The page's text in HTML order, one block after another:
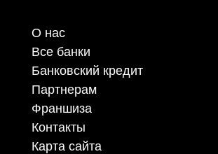
О нас
Все банки
Банковский кредит
Партнерам
Франшиза
Контакты
Карта сайта